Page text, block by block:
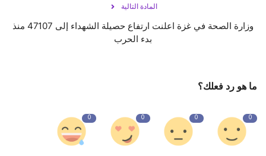
المادة التالية
وزارة الصحة في غزة اعلنت ارتفاع حصيلة الشهداء إلى 47107 منذ
بدء الحرب
ما هو رد فعلك؟
0
0
0
0